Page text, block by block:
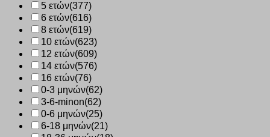
5 ετών(377)
6 ετών(616)
8 ετών(619)
10 ετών(623)
12 ετών(609)
14 ετών(576)
16 ετών(76)
0-3 μηνών(62)
3-6-minon(62)
0-6 μηνών(25)
6-18 μηνών(21)